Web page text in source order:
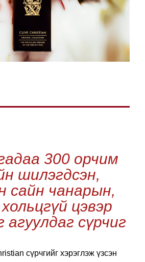
300 орчим
шилэгдсэн,
сайн чанарын,
цэвэр
агуулдаг сүрчиг
сүрчгийг хэрэглэж үзсэн